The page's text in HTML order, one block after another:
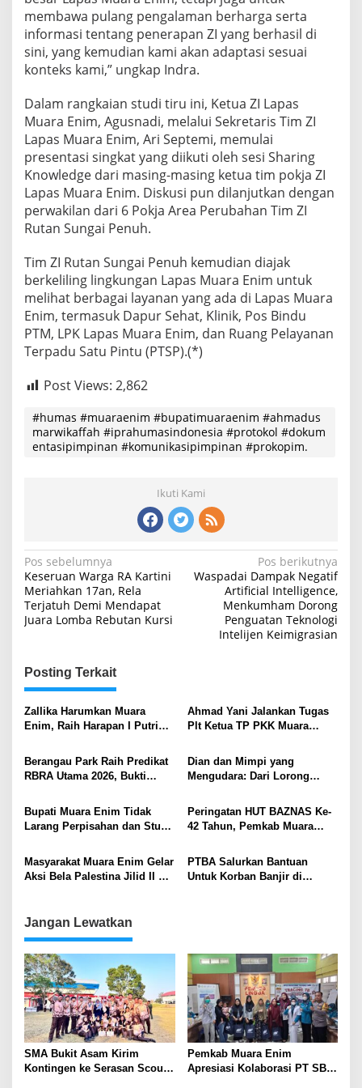
membawa pulang pengalaman berharga serta
informasi tentang penerapan ZI yang berhasil di
sini, yang kemudian kami akan adaptasi sesuai
konteks kami,” ungkap Indra.
Dalam rangkaian studi tiru ini, Ketua ZI Lapas
Muara Enim, Agusnadi, melalui Sekretaris Tim ZI
Lapas Muara Enim, Ari Septemi, memulai
presentasi singkat yang diikuti oleh sesi Sharing
Knowledge dari masing-masing ketua tim pokja ZI
Lapas Muara Enim. Diskusi pun dilanjutkan dengan
perwakilan dari 6 Pokja Area Perubahan Tim ZI
Rutan Sungai Penuh.
Tim ZI Rutan Sungai Penuh kemudian diajak
berkeliling lingkungan Lapas Muara Enim untuk
melihat berbagai layanan yang ada di Lapas Muara
Enim, termasuk Dapur Sehat, Klinik, Pos Bindu
PTM, LPK Lapas Muara Enim, dan Ruang Pelayanan
Terpadu Satu Pintu (PTSP).(*)
Post Views: 2,862
#humas #muaraenim #bupatimuaraenim #ahmadus
marwikaffah #iprahumasindonesia #protokol #dokum
entasipimpinan #komunikasipimpinan #prokopim.
Ikuti Kami
Navigasi
pos
Pos sebelumnya
Keseruan Warga RA Kartini
Meriahkan 17an, Rela
Terjatuh Demi Mendapat
Juara Lomba Rebutan Kursi
Pos berikutnya
Waspadai Dampak Negatif
Artificial Intelligence,
Menkumham Dorong
Penguatan Teknologi
Intelijen Keimigrasian
Posting Terkait
Zallika Harumkan Muara
Enim, Raih Harapan I Putri
Ahmad Yani Jalankan Tugas
Plt Ketua TP PKK Muara
Berangau Park Raih Predikat
RBRA Utama 2026, Bukti
Ramah Anak .
Dian dan Mimpi yang
Mengudara: Dari Lorong
Bupati Muara Enim Tidak
Larang Perpisahan dan Study
Edaran
Peringatan HUT BAZNAS Ke-
42 Tahun, Pemkab Muara
Huni di Ujanmas Ulu
Masyarakat Muara Enim Gelar
Aksi Bela Palestina Jilid II di
PTBA Salurkan Bantuan
Untuk Korban Banjir di
Jangan Lewatkan
SMA Bukit Asam Kirim
Kontingen ke Serasan Scout
Pemkab Muara Enim
Apresiasi Kolaborasi PT SBS